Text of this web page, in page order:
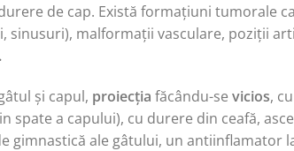
de cap. Există formațiuni tumorale
sinusuri), malformații vasculare, poziții
și capul, proiecția făcându-se vicios,
spate a capului), cu durere din ceafă,
gimnastică ale gâtului, un antiinflamator